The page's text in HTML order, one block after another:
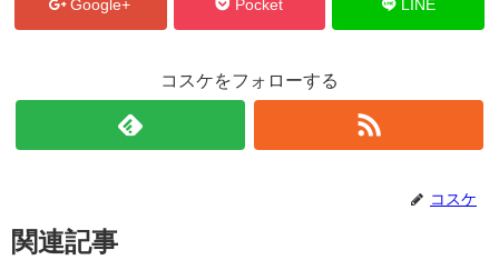
Google+ Pocket LINE
コスケをフォローする
コスケ
関連記事